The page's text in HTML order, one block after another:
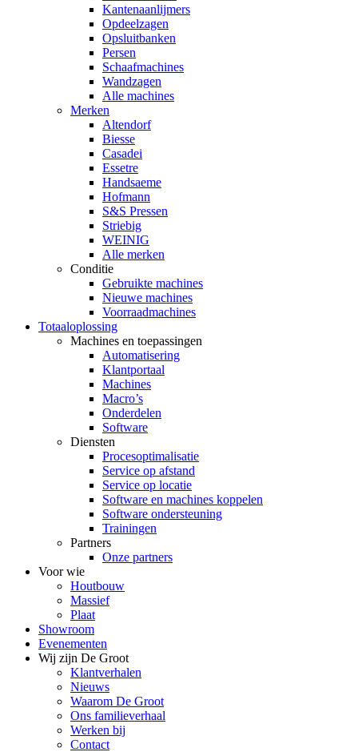
Kantenaanlijmers
Opdeelzagen
Opsluitbanken
Persen
Schaafmachines
Wandzagen
Alle machines
Merken
Altendorf
Biesse
Casadei
Essetre
Handsaeme
Hofmann
S&S Pressen
Striebig
WEINIG
Alle merken
Conditie
Gebruikte machines
Nieuwe machines
Voorraadmachines
Totaaloplossing
Machines en toepassingen
Automatisering
Klantportaal
Machines
Macro’s
Onderdelen
Software
Diensten
Procesoptimalisatie
Service op afstand
Service op locatie
Software en machines koppelen
Software ondersteuning
Trainingen
Partners
Onze partners
Voor wie
Houtbouw
Massief
Plaat
Showroom
Evenementen
Wij zijn De Groot
Klantverhalen
Nieuws
Waarom De Groot
Ons familieverhaal
Werken bij
Contact